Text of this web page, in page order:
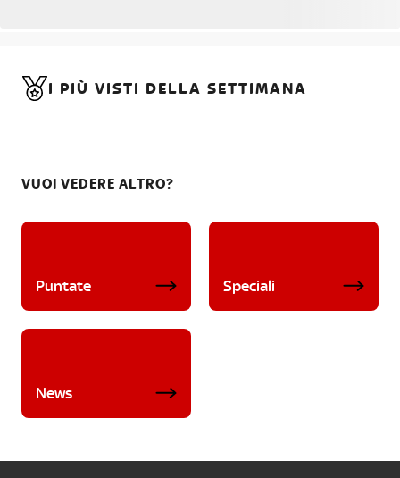
I PIÙ VISTI DELLA SETTIMANA
VUOI VEDERE ALTRO?
Puntate Speciali
News